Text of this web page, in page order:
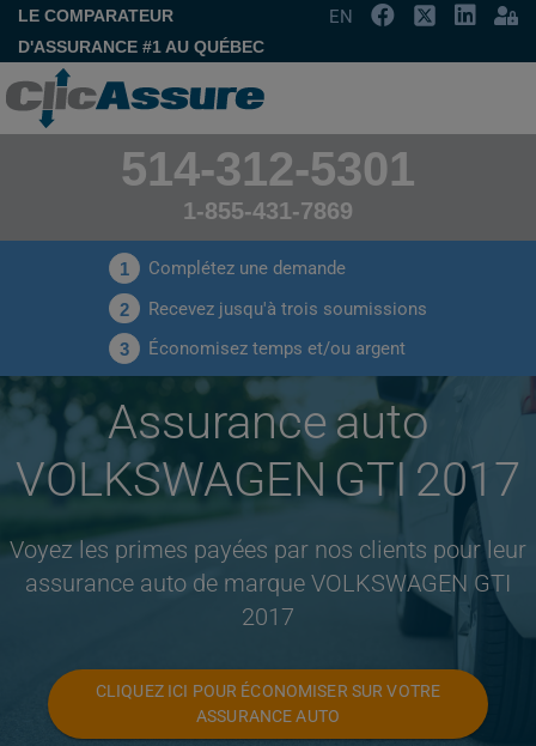
LE COMPARATEUR
D'ASSURANCE #1 AU QUÉBEC
EN
514-312-5301
1-855-431-7869
1 Complétez une demande
2 Recevez jusqu'à trois soumissions
3 Économisez temps et/ou argent
Assurance auto
VOLKSWAGEN GTI 2017
Voyez les primes payées par nos clients pour leur
assurance auto de marque VOLKSWAGEN GTI
2017
CLIQUEZ ICI POUR ÉCONOMISER SUR VOTRE
ASSURANCE AUTO